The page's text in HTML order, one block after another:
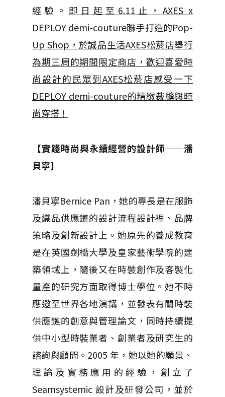
經驗。 即日起至6.11止，AXES x
DEPLOY demi-couture聯手打造的Pop-
Up Shop，於誠品生活AXES松菸店舉行
為期三周的期間限定商店，歡迎喜愛時
尚設計的民眾到AXES松菸店感受一下
DEPLOY demi-couture的精緻裁縫與時
尚穿搭！
【實踐時尚與永續經營的設計師──潘
貝寧】
潘貝寧Bernice Pan，她的專長是在服飾
及織品供應鏈的設計流程設計裡、品牌
策略及創新設計上。她原先的養成教育
是在英國劍橋大學及皇家藝術學院的建
築領域上，隨後又在時裝創作及客製化
量產的研究方面取得博士學位。她不時
應邀至世界各地演講，並發表有關時裝
供應鏈的創意與管理論文，同時持續提
供中小型時裝業者、創業者及研究生的
諮詢與顧問。2005 年，她以她的願景、
理論及實務應用的經驗，創立了
Seamsystemic 設計及研發公司，並於